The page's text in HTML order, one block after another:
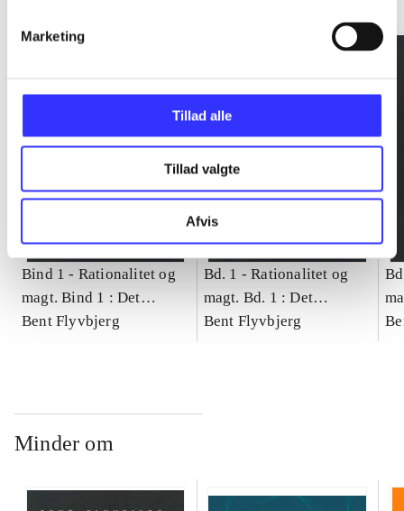
Marketing
Tillad alle
Tillad valgte
Afvis
Bind 1 - Rationalitet og
magt. Bind 1 : Det
konkretes videnskab
Bent Flyvbjerg
Bd. 1 -Rationalitet og
magt. Bd. 1 : Det
konkretes videnskab
Bent Flyvbjerg
Minder om